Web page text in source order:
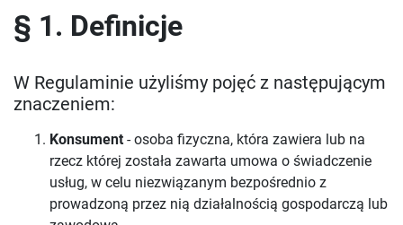
§ 1. Definicje
W Regulaminie użyliśmy pojęć z następującym
znaczeniem:
Konsument - osoba fizyczna, która zawiera lub na
rzecz której została zawarta umowa o świadczenie
usług, w celu niezwiązanym bezpośrednio z
prowadzoną przez nią działalnością gospodarczą lub